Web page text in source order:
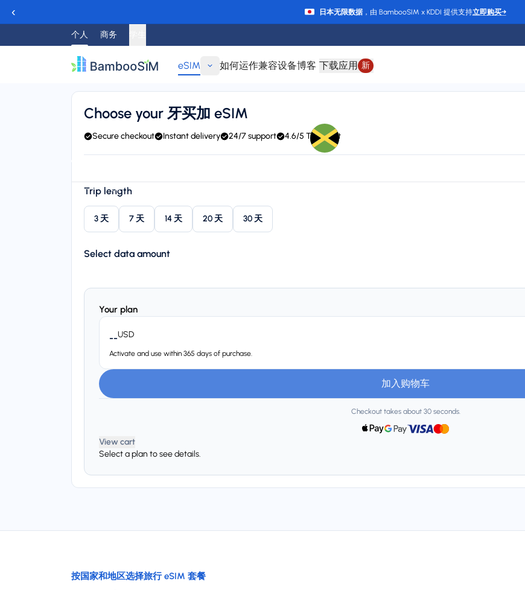
‹ 日本无限数据，由 BambooSIM x KDDI 提供支持立即购买→
个人 商务
eSIM 如何运作兼容设备博客 下载应用 新
牙买加 eSIM
Starting price
$8.95
Choose your 牙买加 eSIM
Secure checkout Instant delivery 24/7 support 4.6/5 Trustpilot
Trip length
3 天 7 天 14 天 20 天 30 天
Select data amount
Your plan
--USD
Activate and use within 365 days of purchase.
加入购物车
Checkout takes about 30 seconds.
View cart
Select a plan to see details.
按国家和地区选择旅行 eSIM 套餐